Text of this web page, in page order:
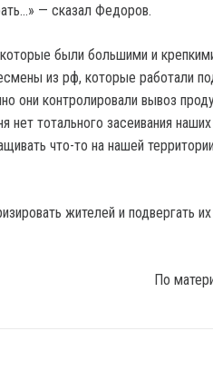
— сказал Федоров.
были большими и
из рф, которые работали
они контролировали вывоз
нет тотального засеивания наших
что-то на нашей
жителей и подвергать их
По